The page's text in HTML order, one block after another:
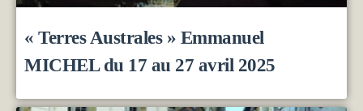
« Terres Australes » Emmanuel
MICHEL du 17 au 27 avril 2025